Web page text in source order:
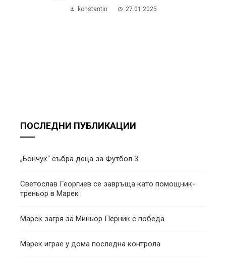
konstantin 27.01.2025
ПОСЛЕДНИ ПУБЛИКАЦИИ
„Бончук“ събра деца за Футбол 3
Светослав Георгиев се завръща като помощник-
треньор в Марек
Марек загря за Миньор Перник с победа
Марек играе у дома последна контрола